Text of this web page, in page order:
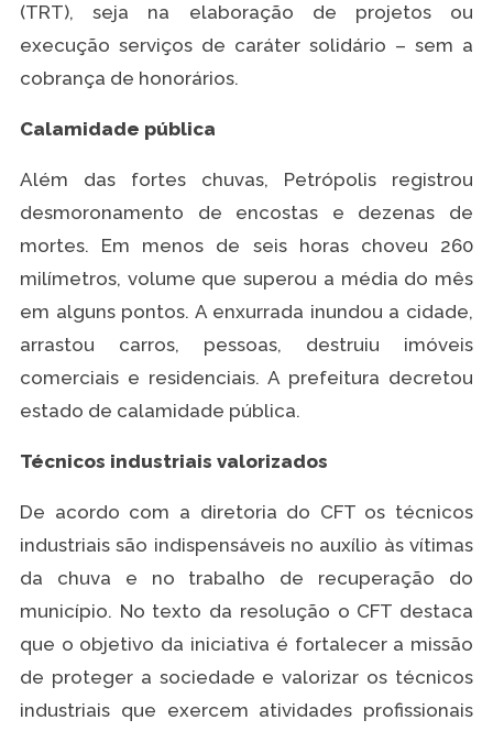
(TRT), seja na elaboração de projetos ou
execução serviços de caráter solidário – sem a
cobrança de honorários.
Calamidade pública
Além das fortes chuvas, Petrópolis registrou
desmoronamento de encostas e dezenas de
mortes. Em menos de seis horas choveu 260
milímetros, volume que superou a média do mês
em alguns pontos. A enxurrada inundou a cidade,
arrastou carros, pessoas, destruiu imóveis
comerciais e residenciais. A prefeitura decretou
estado de calamidade pública.
Técnicos industriais valorizados
De acordo com a diretoria do CFT os técnicos
industriais são indispensáveis no auxílio às vítimas
da chuva e no trabalho de recuperação do
município. No texto da resolução o CFT destaca
que o objetivo da iniciativa é fortalecer a missão
de proteger a sociedade e valorizar os técnicos
industriais que exercem atividades profissionais